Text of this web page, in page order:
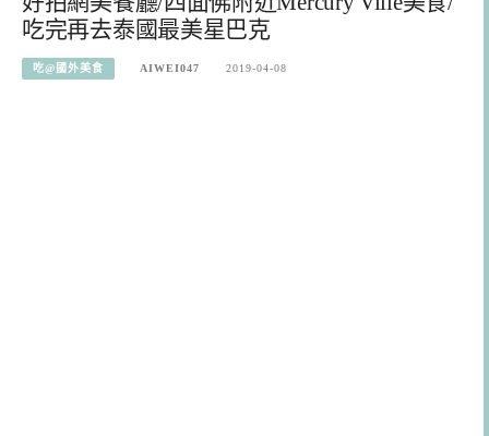
吃完再去泰國最美星巴克
吃@國外美食 AIWEI047 2019-04-08